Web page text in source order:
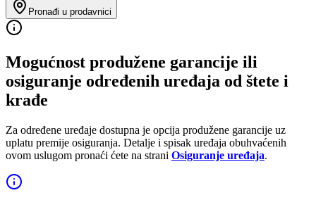
Pronađi u prodavnici
Mogućnost produžene garancije ili
osiguranje određenih uređaja od štete i
krađe
Za određene uređaje dostupna je opcija produžene garancije uz
uplatu premije osiguranja. Detalje i spisak uređaja obuhvaćenih
ovom uslugom pronaći ćete na strani Osiguranje uređaja.